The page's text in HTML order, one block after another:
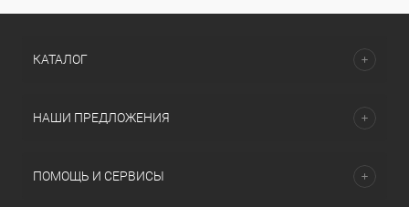
КАТАЛОГ
НАШИ ПРЕДЛОЖЕНИЯ
ПОМОЩЬ И СЕРВИСЫ